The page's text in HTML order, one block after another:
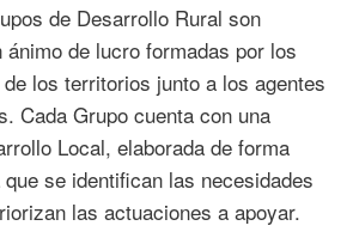
de Desarrollo Rural son
de lucro formadas por los
los territorios junto a los agentes
Cada Grupo cuenta con una
Local, elaborada de forma
se identifican las necesidades
las actuaciones a apoyar.